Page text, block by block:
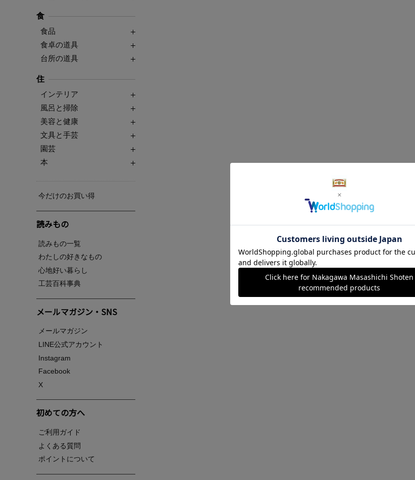
食
食品
食卓の道具
台所の道具
住
インテリア
風呂と掃除
美容と健康
文具と手芸
園芸
本
今だけのお買い得
読みもの
読みもの一覧
わたしの好きなもの
心地好い暮らし
工芸百科事典
メールマガジン・SNS
メールマガジン
LINE公式アカウント
Instagram
Facebook
X
初めての方へ
ご利用ガイド
よくある質問
ポイントについて